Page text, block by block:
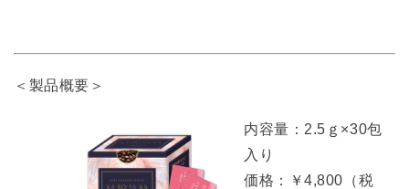
＜製品概要＞
内容量：2.5ｇ×30包
入り
価格：￥4,800（税